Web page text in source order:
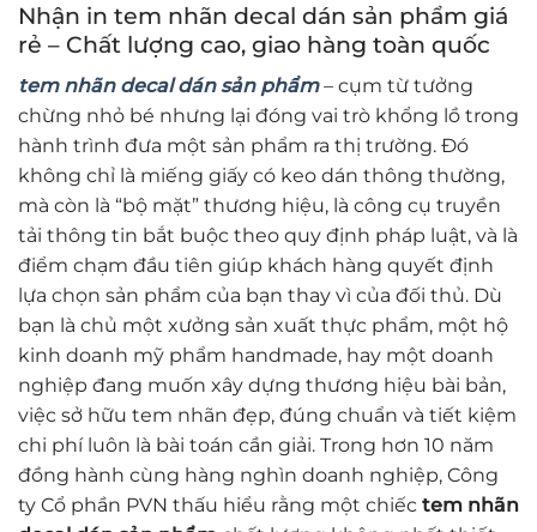
Nhận in tem nhãn decal dán sản phẩm giá
rẻ – Chất lượng cao, giao hàng toàn quốc
tem nhãn decal dán sản phẩm– cụm từ tưởng
chừng nhỏ bé nhưng lại đóng vai trò khổng lồ trong
hành trình đưa một sản phẩm ra thị trường. Đó
không chỉ là miếng giấy có keo dán thông thường,
mà còn là “bộ mặt” thương hiệu, là công cụ truyền
tải thông tin bắt buộc theo quy định pháp luật, và là
điểm chạm đầu tiên giúp khách hàng quyết định
lựa chọn sản phẩm của bạn thay vì của đối thủ. Dù
bạn là chủ một xưởng sản xuất thực phẩm, một hộ
kinh doanh mỹ phẩm handmade, hay một doanh
nghiệp đang muốn xây dựng thương hiệu bài bản,
việc sở hữu tem nhãn đẹp, đúng chuẩn và tiết kiệm
chi phí luôn là bài toán cần giải. Trong hơn 10 năm
đồng hành cùng hàng nghìn doanh nghiệp, Công
ty Cổ phần PVN thấu hiểu rằng một chiếc tem nhãn